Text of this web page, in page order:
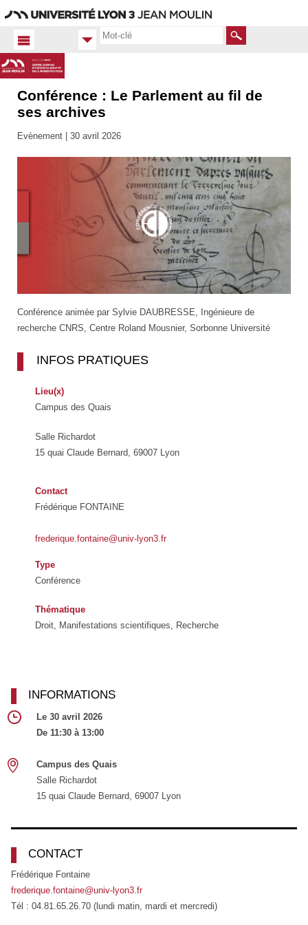
Rechercher
Accueil
Conférence : Le Parlement au fil de
ses archives
Evènement | 30 avril 2026
Vignette
Conférence animée par Sylvie DAUBRESSE, Ingénieure de
recherche CNRS, Centre Roland Mousnier, Sorbonne Université
INFOS PRATIQUES
Lieu(x)
Campus des Quais
Salle Richardot
15 quai Claude Bernard, 69007 Lyon
Contact
Frédérique FONTAINE
frederique.fontaine@univ-lyon3.fr
Type
Conférence
Thématique
Droit, Manifestations scientifiques, Recherche
INFORMATIONS
Le 30 avril 2026
De 11:30 à 13:00
Campus des Quais
Salle Richardot
15 quai Claude Bernard, 69007 Lyon
CONTACT
Frédérique Fontaine
frederique.fontaine@univ-lyon3.fr
Tél : 04.81.65.26.70 (lundi matin, mardi et mercredi)